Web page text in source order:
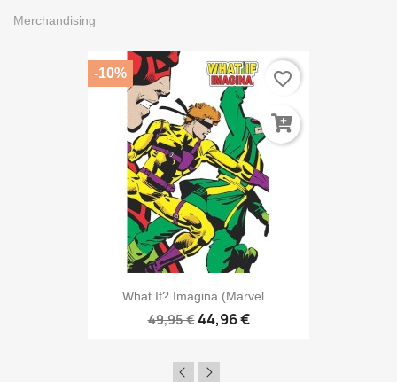
Merchandising
What If? Imagina (Marvel...
49,95 €44,96 €
-10% favorite_border